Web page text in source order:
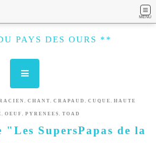
MENU
PAYS DES OURS **
, CHANT, CRAPAUD , CUQUE , HAUTE
, OEUF , PYRENEES , TOAD
"Les SupersPapas de la